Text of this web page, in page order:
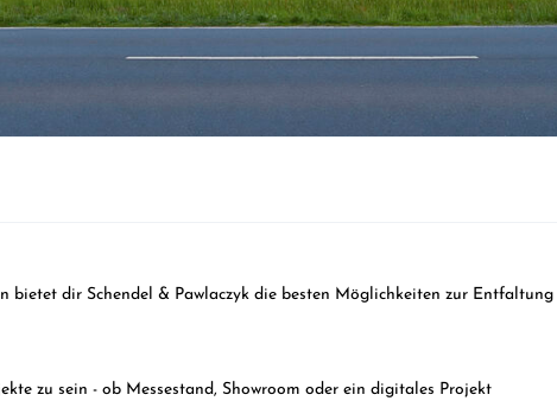
bietet dir Schendel & Pawlaczyk die besten Möglichkeiten zur
zu sein - ob Messestand, Showroom oder ein digitales Projekt